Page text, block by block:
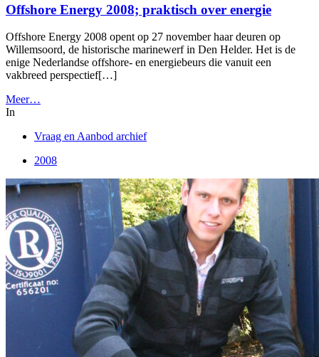
Offshore Energy 2008; praktisch over energie
Offshore Energy 2008 opent op 27 november haar deuren op
Willemsoord, de historische marinewerf in Den Helder. Het is de
enige Nederlandse offshore- en energiebeurs die vanuit een
vakbreed perspectief[…]
Meer…
In
Vraag en Aanbod archief
2008